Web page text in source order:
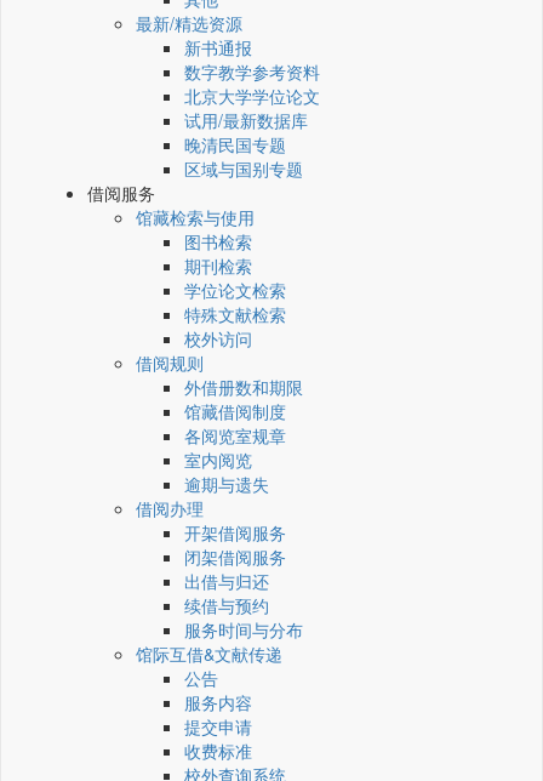
最新/精选资源
新书通报
数字教学参考资料
北京大学学位论文
试用/最新数据库
晚清民国专题
区域与国别专题
借阅服务
馆藏检索与使用
图书检索
期刊检索
学位论文检索
特殊文献检索
校外访问
借阅规则
外借册数和期限
馆藏借阅制度
各阅览室规章
室内阅览
逾期与遗失
借阅办理
开架借阅服务
闭架借阅服务
出借与归还
续借与预约
服务时间与分布
馆际互借&文献传递
公告
服务内容
提交申请
收费标准
校外查询系统